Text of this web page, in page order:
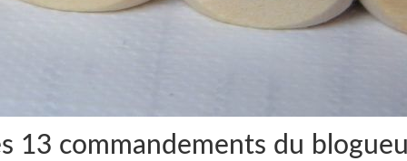
13 commandements du